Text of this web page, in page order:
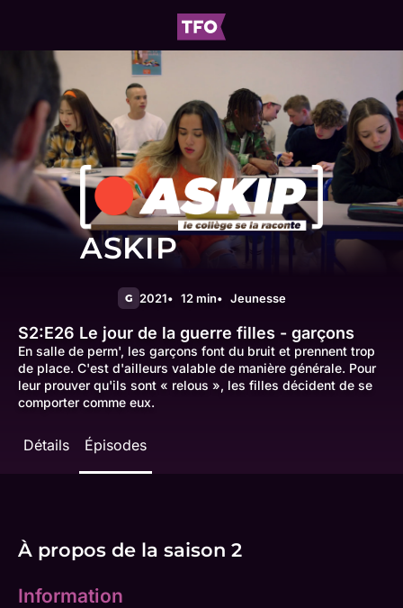
ASKIP
G 2021 12 min Jeunesse
S2:E26 Le jour de la guerre filles - garçons
En salle de perm', les garçons font du bruit et prennent trop
de place. C'est d'ailleurs valable de manière générale. Pour
leur prouver qu'ils sont « relous », les filles décident de se
comporter comme eux.
Détails Épisodes
À propos de la saison 2
Information